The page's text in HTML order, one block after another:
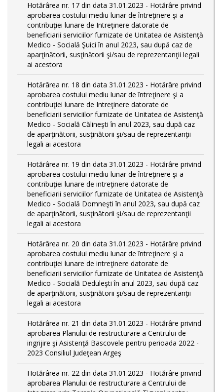
Hotărârea nr. 17 din data 31.01.2023 - Hotărâre privind
aprobarea costului mediu lunar de întreţinere şi a
contribuţiei lunare de Intreţinere datorate de
beneficiarii serviciilor furnizate de Unitatea de Asistenţă
Medico - Socială Şuici în anul 2023, sau după caz de
aparţinătorii, susţinătorii şi/sau de reprezentanţii legali
ai acestora
Hotărârea nr. 18 din data 31.01.2023 - Hotărâre privind
aprobarea costului mediu lunar de întreţinere şi a
contribuţiei lunare de Intreţinere datorate de
beneficiarii serviciilor furnizate de Unitatea de Asistenţă
Medico - Socială Călineşti în anul 2023, sau după caz
de aparţinătorii, susţinătorii şi/sau de reprezentanţii
legali ai acestora
Hotărârea nr. 19 din data 31.01.2023 - Hotărâre privind
aprobarea costului mediu lunar de întreţinere şi a
contribuţiei lunare de intreţinere datorate de
beneficiarii serviciilor furnizate de Unitatea de Asistenţă
Medico - Socială Domneşti în anul 2023, sau după caz
de aparţinătorii, susţinătorii şi/sau de reprezentanţii
legali ai acestora
Hotărârea nr. 20 din data 31.01.2023 - Hotărâre privind
aprobarea costului mediu lunar de întreţinere şi a
contribuţiei lunare de intreţinere datorate de
beneficiarii serviciilor furnizate de Unitatea de Asistenţă
Medico - Socială Deduleşti în anul 2023, sau după caz
de aparţinătorii, susţinătorii şi/sau de reprezentanţii
legali ai acestora
Hotărârea nr. 21 din data 31.01.2023 - Hotărâre privind
aprobarea Planului de restructurare a Centrului de
ingrijire şi Asistenţă Bascovele pentru perioada 2022 -
2023 Consiliul Judeţean Argeş
Hotărârea nr. 22 din data 31.01.2023 - Hotărâre privind
aprobarea Planului de restructurare a Centrului de